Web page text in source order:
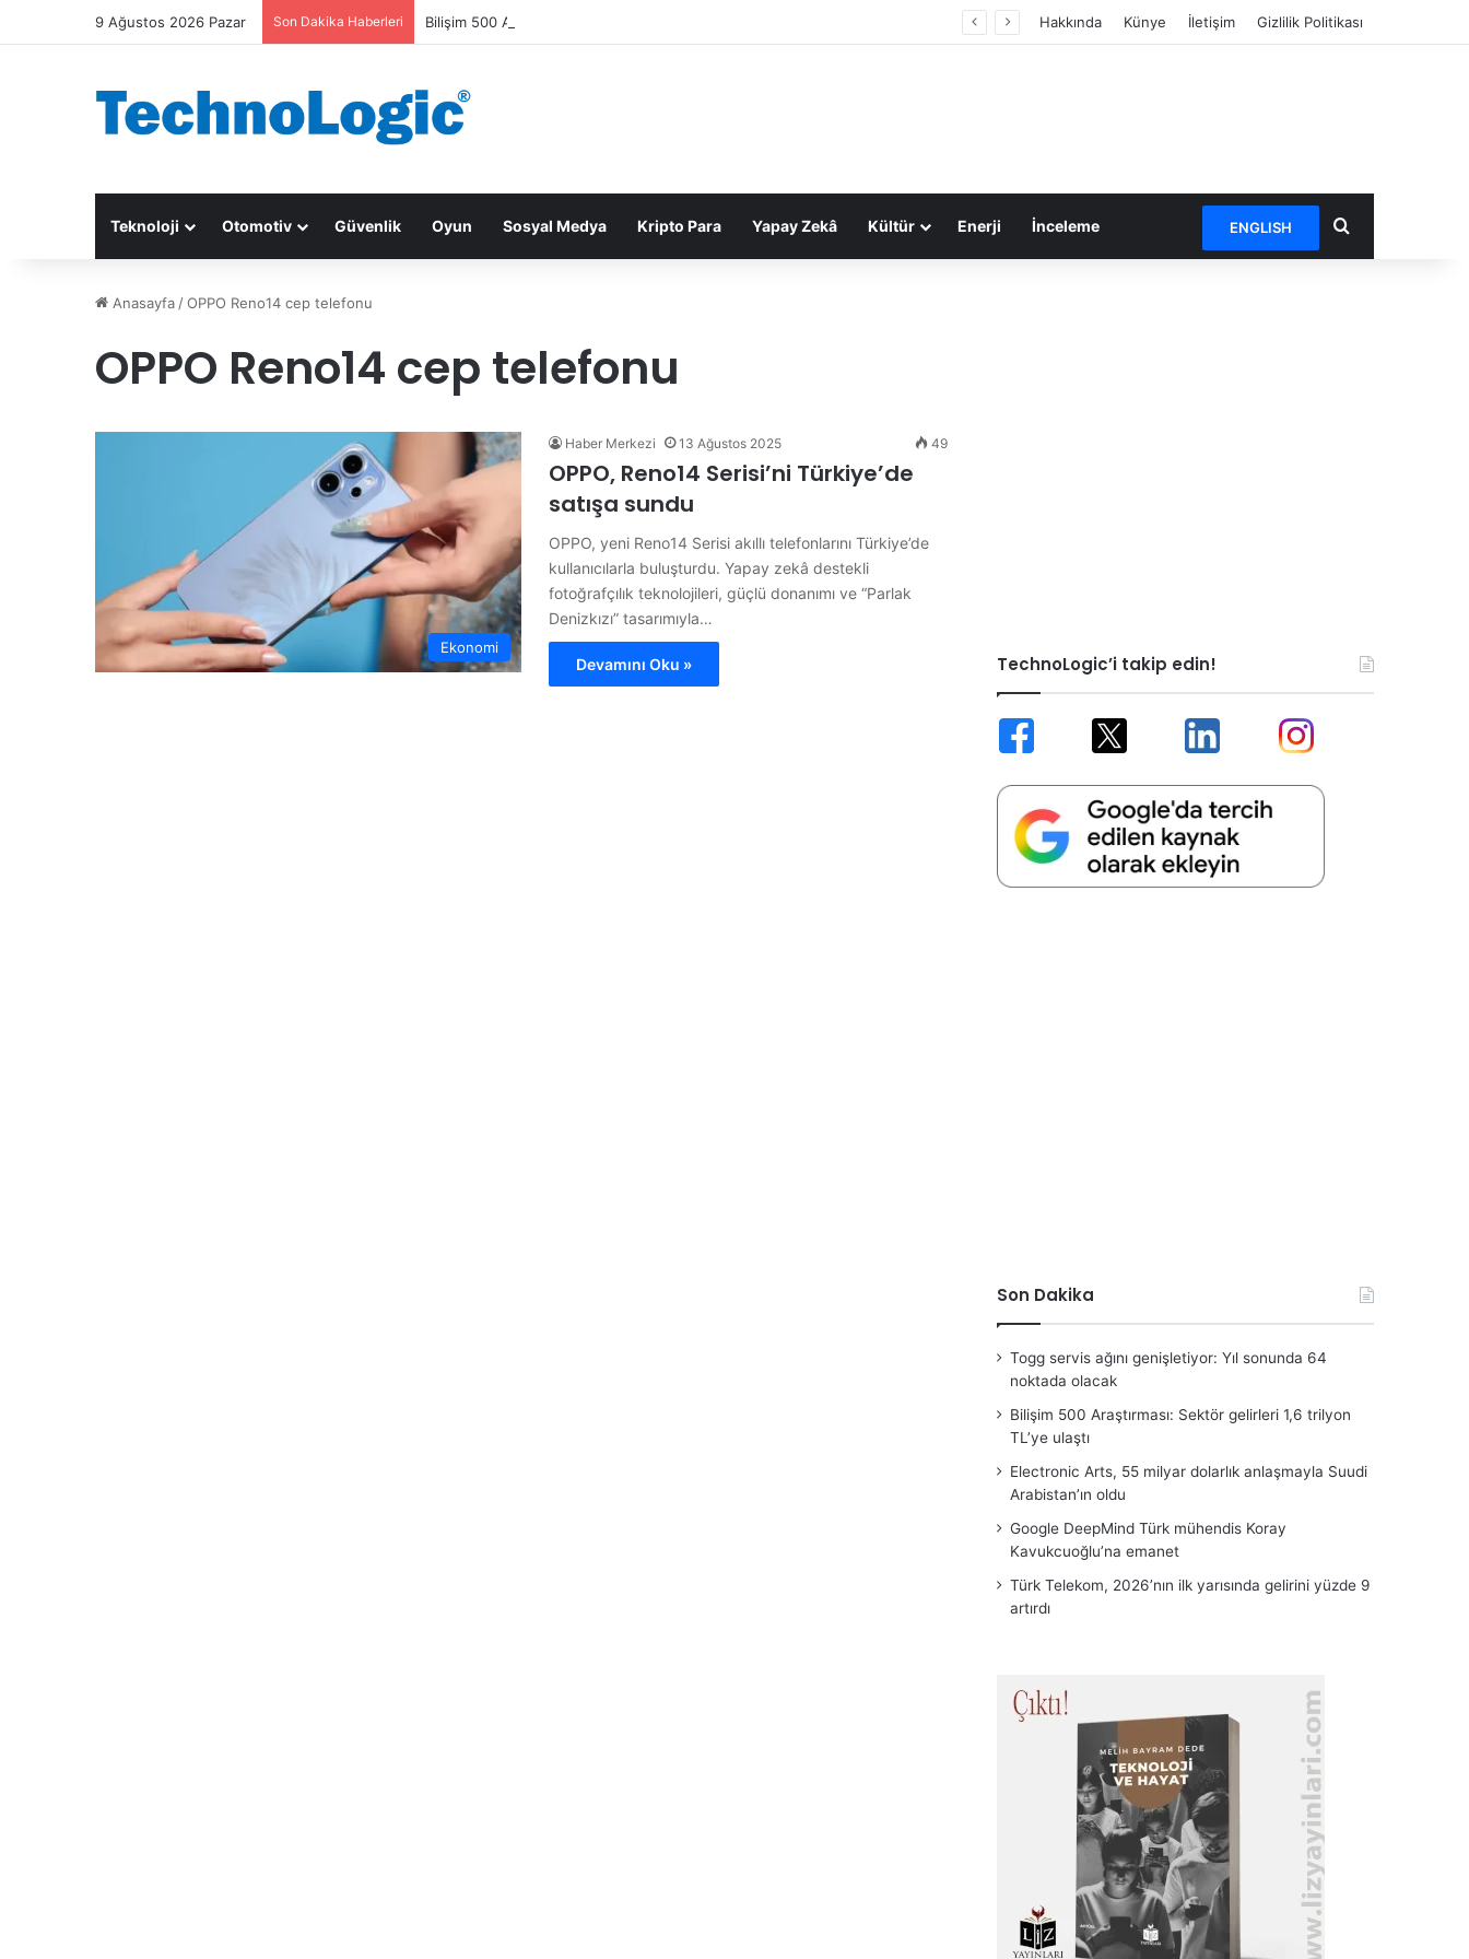
9 Ağustos 2026 Pazar Son Dakika Haberleri Bilişim 500 Araştırması: Sektör gelirleri 1,6 trilyon TL’ye ulaştı Hakkında Künye İletişim Gizlilik Politikası
Teknoloji Otomotiv Güvenlik Oyun Sosyal Medya Kripto Para Yapay Zekâ Kültür Enerji İnceleme ENGLISH Arama yap ...
Anasayfa /OPPO Reno14 cep telefonu
OPPO Reno14 cep telefonu
Ekonomi
Haber Merkezi 13 Ağustos 2025 49
OPPO, Reno14 Serisi’ni Türkiye’de
satışa sundu
OPPO, yeni Reno14 Serisi akıllı telefonlarını Türkiye’de
kullanıcılarla buluşturdu. Yapay zekâ destekli
fotoğrafçılık teknolojileri, güçlü donanımı ve “Parlak
Denizkızı” tasarımıyla…
Devamını Oku » TechnoLogic’i takip edin!
Son Dakika
Togg servis ağını genişletiyor: Yıl sonunda 64
noktada olacak
Bilişim 500 Araştırması: Sektör gelirleri 1,6 trilyon
TL’ye ulaştı
Electronic Arts, 55 milyar dolarlık anlaşmayla Suudi
Arabistan’ın oldu
Google DeepMind Türk mühendis Koray
Kavukcuoğlu’na emanet
Türk Telekom, 2026’nın ilk yarısında gelirini yüzde 9
artırdı